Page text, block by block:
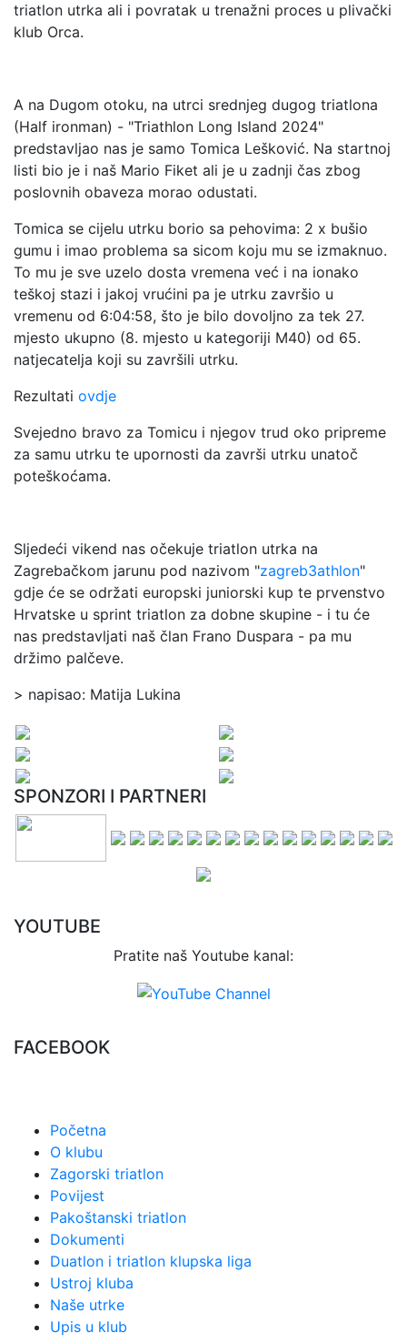
triatlon utrka ali i povratak u trenažni proces u plivački
klub Orca.
A na Dugom otoku, na utrci srednjeg dugog triatlona
(Half ironman) - "Triathlon Long Island 2024"
predstavljao nas je samo Tomica Lešković. Na startnoj
listi bio je i naš Mario Fiket ali je u zadnji čas zbog
poslovnih obaveza morao odustati.
Tomica se cijelu utrku borio sa pehovima: 2 x bušio
gumu i imao problema sa sicom koju mu se izmaknuo.
To mu je sve uzelo dosta vremena već i na ionako
teškoj stazi i jakoj vrućini pa je utrku završio u
vremenu od 6:04:58, što je bilo dovoljno za tek 27.
mjesto ukupno (8. mjesto u kategoriji M40) od 65.
natjecatelja koji su završili utrku.
Rezultati ovdje
Svejedno bravo za Tomicu i njegov trud oko pripreme
za samu utrku te upornosti da završi utrku unatoč
poteškoćama.
Sljedeći vikend nas očekuje triatlon utrka na
Zagrebačkom jarunu pod nazivom "zagreb3athlon"
gdje će se održati europski juniorski kup te prvenstvo
Hrvatske u sprint triatlon za dobne skupine - i tu će
nas predstavljati naš član Frano Duspara - pa mu
držimo palčeve.
> napisao: Matija Lukina
SPONZORI I PARTNERI
YOUTUBE
Pratite naš Youtube kanal:
FACEBOOK
Početna
O klubu
Zagorski triatlon
Povijest
Pakoštanski triatlon
Dokumenti
Duatlon i triatlon klupska liga
Ustroj kluba
Naše utrke
Upis u klub